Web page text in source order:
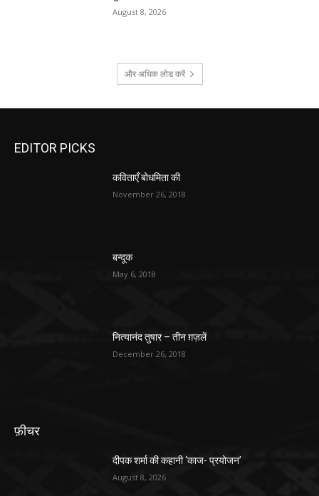
August 8, 2026
और अधिक लोड करें
EDITOR PICKS
कविताएँ बोधमिता की
November 26, 2018
बन्दूक
May 6, 2018
नित्यानंद तुषार – तीन ग़ज़लें
December 26, 2018
फ़ीचर
दीपक शर्मा की कहानी ‘काज- प्रयोजन’
August 8, 2026